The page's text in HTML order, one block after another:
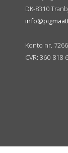
DK-8310
Konto nr.
CVR: 360-818-